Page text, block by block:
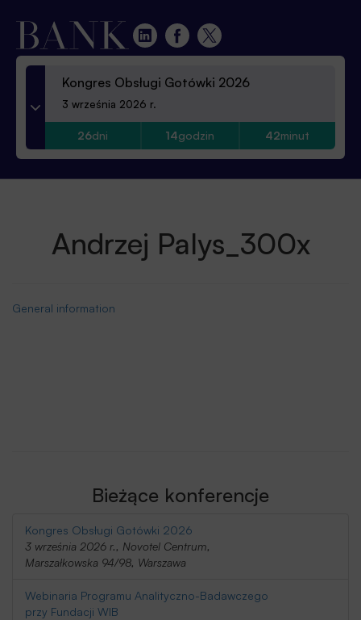
Kongres Obsługi Gotówki 2026
3 września 2026 r.
26dni 14godzin 42minut
Andrzej Palys_300x
General information
Bieżące konferencje
Kongres Obsługi Gotówki 2026
3 września 2026 r., Novotel Centrum,
Marszałkowska 94/98, Warszawa
Webinaria Programu Analityczno-Badawczego
przy Fundacji WIB